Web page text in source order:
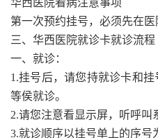
华西医院看病注意事项
第一次预约挂号，必须先在
三、华西医院就诊卡就诊流程
一、就诊：
1.挂号后，请您持就诊卡和挂
等侯就诊。
2.请您注意看显示屏，听呼叫
3.就诊顺序以挂号单上的序号